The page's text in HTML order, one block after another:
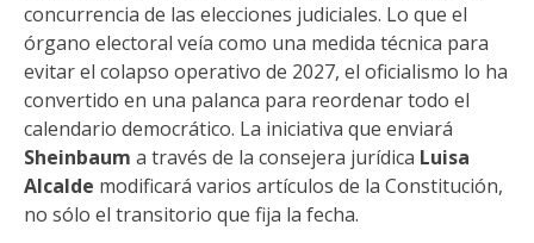
concurrencia de las elecciones judiciales. Lo que el
órgano electoral veía como una medida técnica para
evitar el colapso operativo de 2027, el oficialismo lo ha
convertido en una palanca para reordenar todo el
calendario democrático. La iniciativa que enviará
Sheinbaum a través de la consejera jurídica Luisa
Alcalde modificará varios artículos de la Constitución,
no sólo el transitorio que fija la fecha.